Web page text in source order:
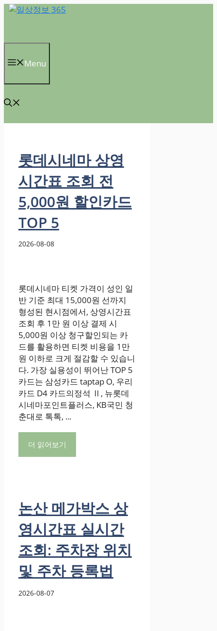
컨
로
너
Menu
롯데시네마 상영
시간표 조회 전
5,000원 할인카드
TOP 5
2026-08-08
롯데시네마 티켓 가격이 성인 일
반 기준 최대 15,000원 선까지
형성된 현시점에서, 상영시간표
조회 후 1만 원 이상 결제 시
5,000원 이상 청구할인되는 카
드를 활용하면 티켓 비용을 1만
원 이하로 크게 절감할 수 있습니
다. 가장 실용성이 뛰어난 TOP 5
카드는 삼성카드 taptap O, 우리
카드 D4 카드의정석 Ⅱ, 뉴롯데
시네마포인트플러스, KB국민 청
춘대로 톡톡, ...
더 읽어보기
논산 메가박스 상
영시간표 실시간
조회: 주차장 위치
및 주차 등록법
2026-08-07